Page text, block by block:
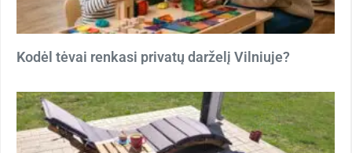
Kodėl tėvai renkasi privatų darželį Vilniuje?